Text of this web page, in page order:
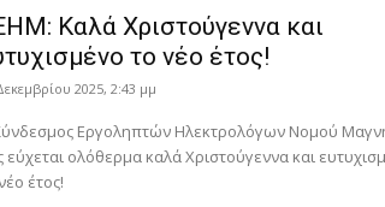
Καλά Χριστούγεννα και
το νέο έτος!
2025, 2:43 μμ
Εργοληπτών Ηλεκτρολόγων Νομού
εύχεται ολόθερμα καλά Χριστούγεννα και
έτος!